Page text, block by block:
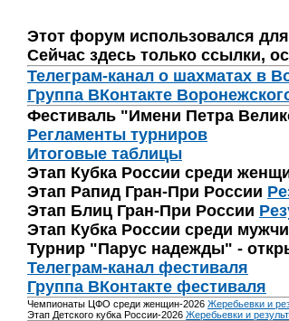
Этот форум использовался
Сейчас здесь только ссылки,
Телеграм-канал о шахматах в
Группа ВКонтакте
Фестиваль "Имени Петра
Регламенты турниров
Итоговые таблицы
Этап Кубка России среди
Этап Рапид Гран-При России
Этап Блиц Гран-При России
Этап Кубка России среди
Турнир "Парус надежды" -
Телеграм-канал фестиваля
Группа ВКонтакте фестиваля
Чемпионаты ЦФО среди женщин-2026 Жеребьевки и
Этап Детского кубка России-2026 Жеребьевки и